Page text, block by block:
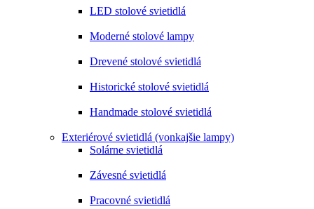
LED stolové svietidlá
Moderné stolové lampy
Drevené stolové svietidlá
Historické stolové svietidlá
Handmade stolové svietidlá
Exteriérové svietidlá (vonkajšie lampy)
Solárne svietidlá
Závesné svietidlá
Pracovné svietidlá